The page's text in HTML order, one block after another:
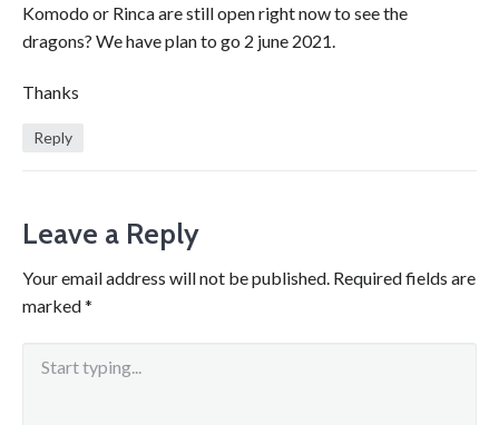
Komodo or Rinca are still open right now to see the
dragons? We have plan to go 2 june 2021.
Thanks
Reply
Leave a Reply
Your email address will not be published. Required fields are
marked*